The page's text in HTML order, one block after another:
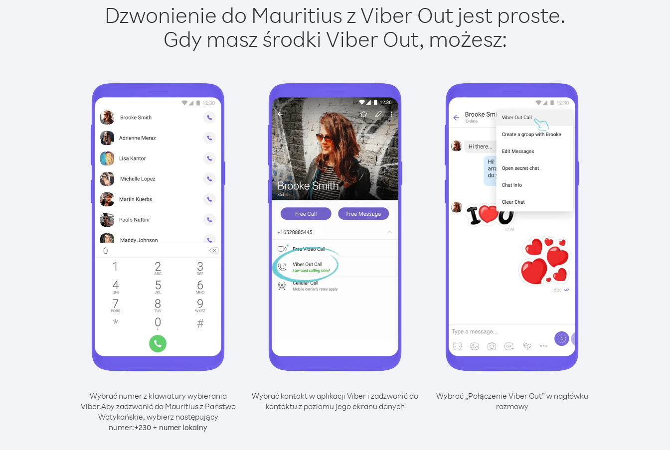
Dzwonienie do Mauritius z Viber Out jest proste.
Gdy masz środki Viber Out, możesz:
Wybrać numer z klawiatury wybierania
Viber.Aby zadzwonić do Mauritius z Państwo
Watykańskie, wybierz następujący
numer:+230 + numer lokalny
Wybrać kontakt w aplikacji Viber i zadzwonić do
kontaktu z poziomu jego ekranu danych
Wybrać „Połączenie Viber Out” w nagłówku
rozmowy